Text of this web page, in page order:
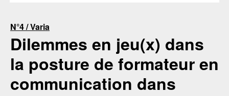
N°4 / Varia
Dilemmes en jeu(x) dans
la posture de formateur en
communication dans